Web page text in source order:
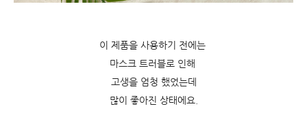
이 제품을 사용하기 전에는
마스크 트러블로 인해
고생을 엄청 했었는데
많이 좋아진 상태에요.